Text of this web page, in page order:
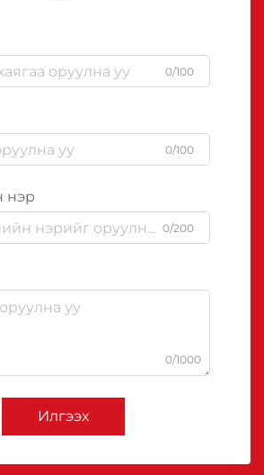
0/100
0/100
нэр
0/200
0/1000
Илгээх